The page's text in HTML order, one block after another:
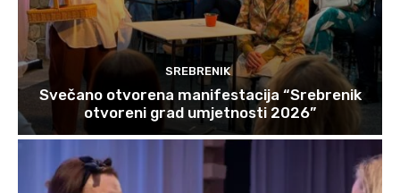
SREBRENIK
Svečano otvorena manifestacija “Srebrenik
otvoreni grad umjetnosti 2026”